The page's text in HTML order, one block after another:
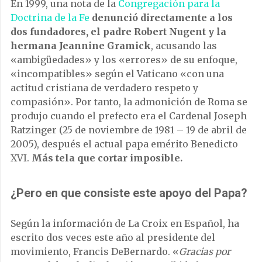
En 1999, una nota de la Congregación para la
Doctrina de la Fe denunció directamente a los
dos fundadores, el padre Robert Nugent y la
hermana Jeannine Gramick, acusando las
«ambigüedades» y los «errores» de su enfoque,
«incompatibles» según el Vaticano «con una
actitud cristiana de verdadero respeto y
compasión». Por tanto, la admonición de Roma se
produjo cuando el prefecto era el Cardenal Joseph
Ratzinger (25 de noviembre de 1981 – 19 de abril de
2005), después el actual papa emérito Benedicto
XVI. Más tela que cortar imposible.
¿Pero en que consiste este apoyo del Papa?
Según la información de La Croix en Español, ha
escrito dos veces este año al presidente del
movimiento, Francis DeBernardo. «Gracias por